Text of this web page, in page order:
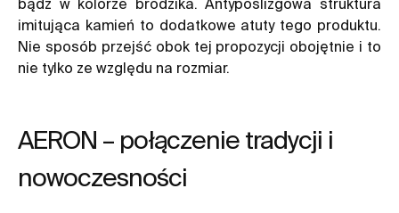
imitująca kamień to dodatkowe atuty tego produktu.
Nie sposób przejść obok tej propozycji obojętnie i to
nie tylko ze względu na rozmiar.
AERON – połączenie tradycji i
nowoczesności